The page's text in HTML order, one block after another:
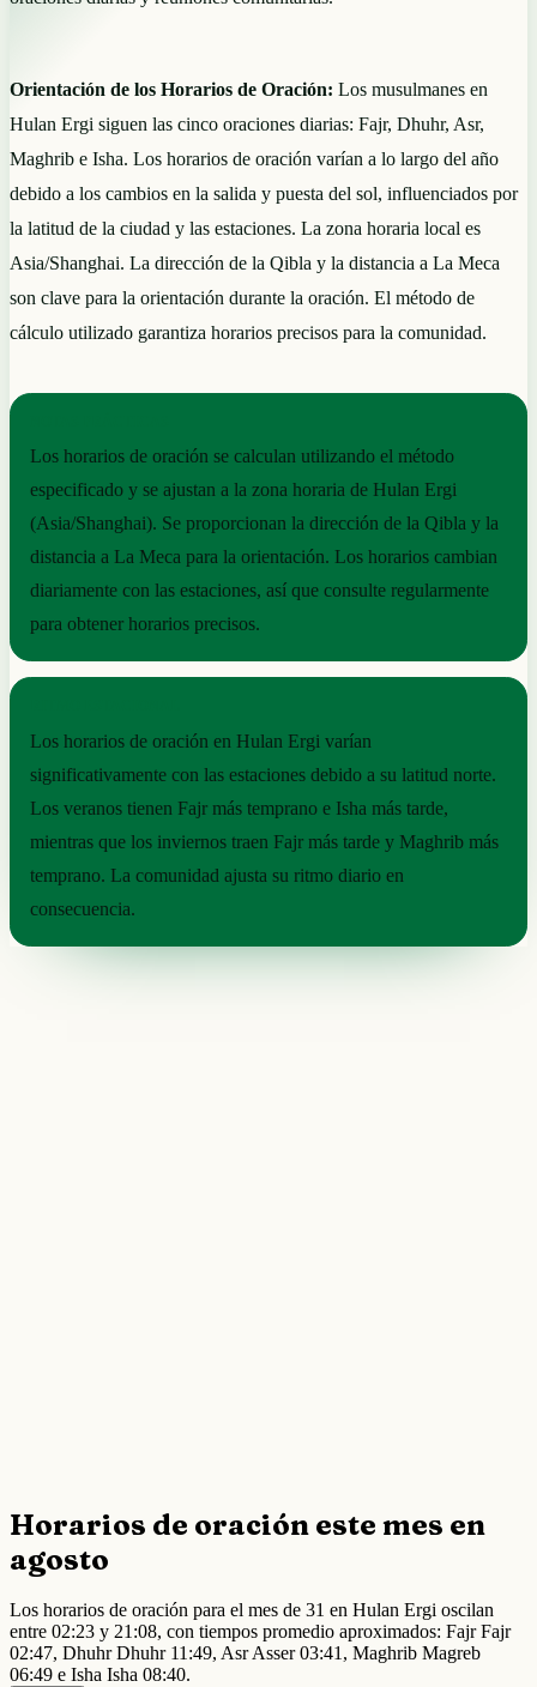
Orientación de los Horarios de Oración: Los musulmanes en
Hulan Ergi siguen las cinco oraciones diarias: Fajr, Dhuhr, Asr,
Maghrib e Isha. Los horarios de oración varían a lo largo del año
debido a los cambios en la salida y puesta del sol, influenciados por
la latitud de la ciudad y las estaciones. La zona horaria local es
Asia/Shanghai. La dirección de la Qibla y la distancia a La Meca
son clave para la orientación durante la oración. El método de
cálculo utilizado garantiza horarios precisos para la comunidad.
Los horarios de oración se calculan utilizando el método
especificado y se ajustan a la zona horaria de Hulan Ergi
(Asia/Shanghai). Se proporcionan la dirección de la Qibla y la
distancia a La Meca para la orientación. Los horarios cambian
diariamente con las estaciones, así que consulte regularmente
para obtener horarios precisos.
Los horarios de oración en Hulan Ergi varían
significativamente con las estaciones debido a su latitud norte.
Los veranos tienen Fajr más temprano e Isha más tarde,
mientras que los inviernos traen Fajr más tarde y Maghrib más
temprano. La comunidad ajusta su ritmo diario en
consecuencia.
Horarios de oración este mes en
agosto
Los horarios de oración para el mes de 31 en Hulan Ergi oscilan
entre 02:23 y 21:08, con tiempos promedio aproximados: Fajr Fajr
02:47, Dhuhr Dhuhr 11:49, Asr Asser 03:41, Maghrib Magreb
06:49 e Isha Isha 08:40.